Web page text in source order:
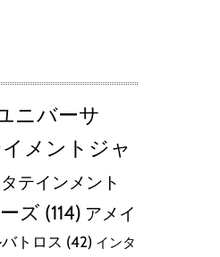
ニバーサ
メントジャ
テインメント
ズ (114) アメイ
トロス (42) インタ